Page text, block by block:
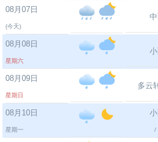
08月07日
(今天)
08月08日
星期六
08月09日
星期日
多云
08月10日
星期一 /